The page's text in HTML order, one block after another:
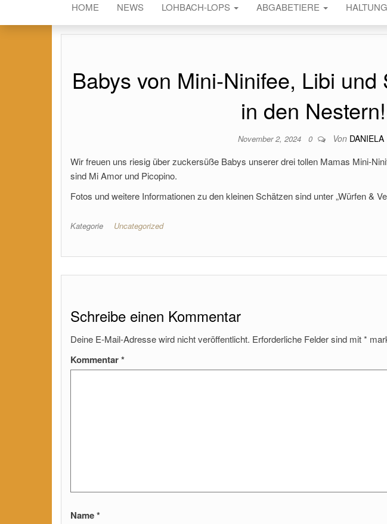
HOME NEWS LOHBACH-LOPS ABGABETIERE
Babys von Mini-Ninifee, Libi
in den Nestern!
November 2, 2024 0 Von DANIELA
Wir freuen uns riesig über zuckersüße Babys unserer drei tollen Mamas Mini-
sind Mi Amor und Picopino.
Fotos und weitere Informationen zu den kleinen Schätzen sind unter „Würfen &
Kategorie Uncategorized
Schreibe einen Kommentar
Deine E-Mail-Adresse wird nicht veröffentlicht. Erforderliche Felder sind mit*
Kommentar*
Name*